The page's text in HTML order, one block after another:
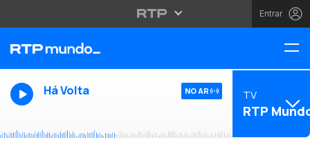
Entrar
Há Volta NO AR TV
RTP